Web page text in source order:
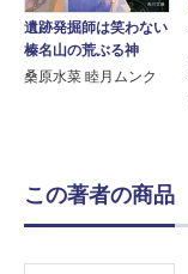
遺跡発掘師は笑わない
榛名山の荒ぶる神
桑原水菜 睦月ムンク
この著者の商品